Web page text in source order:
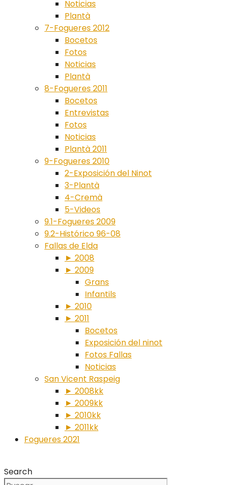
Noticias
Plantà
7-Fogueres 2012
Bocetos
Fotos
Noticias
Plantà
8-Fogueres 2011
Bocetos
Entrevistas
Fotos
Noticias
Plantà 2011
9-Fogueres 2010
2-Exposición del Ninot
3-Plantà
4-Cremà
5-Videos
9.1-Fogueres 2009
9.2-Histórico 96-08
Fallas de Elda
► 2008
► 2009
Grans
Infantils
► 2010
► 2011
Bocetos
Exposición del ninot
Fotos Fallas
Noticias
San Vicent Raspeig
► 2008kk
► 2009kk
► 2010kk
► 2011kk
Fogueres 2021
Search